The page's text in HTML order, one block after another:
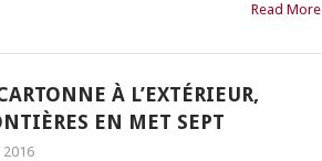
Read More
À L’EXTÉRIEUR,
EN MET SEPT